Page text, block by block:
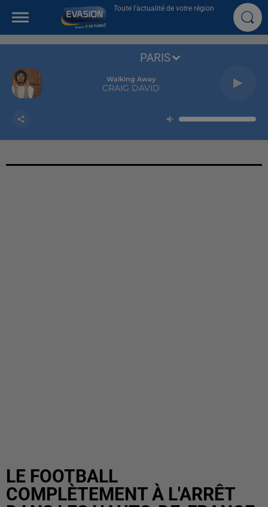
Toute l'actualité de votre région
Walking Away
CRAIG DAVID
PARIS
LE FOOTBALL
COMPLÈTEMENT À L'ARRÊT